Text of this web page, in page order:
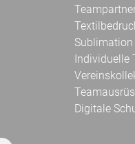
Sublimation
Individuelle
Digitale